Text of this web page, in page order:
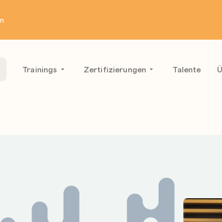
Trainings Zertifizierungen Talente